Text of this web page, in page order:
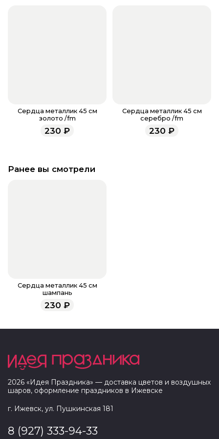
Сердца металлик 45 см
золото /fm
230 ₽
Сердца металлик 45 см
серебро /fm
230 ₽
Ранее вы смотрели
Сердца металлик 45 см
шампань
230 ₽
2026 «Идея Праздника» — доставка цветов и воздушных
шаров, оформление праздников в Ижевске
г. Ижевск, ул. Пушкинская 181
8 (927) 333-94-33